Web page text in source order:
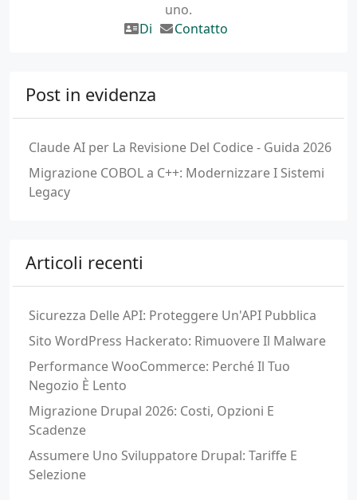
uno.
Di
Contatto
Post in evidenza
Claude AI per La Revisione Del Codice - Guida 2026
Migrazione COBOL a C++: Modernizzare I Sistemi
Legacy
Articoli recenti
Sicurezza Delle API: Proteggere Un'API Pubblica
Sito WordPress Hackerato: Rimuovere Il Malware
Performance WooCommerce: Perché Il Tuo
Negozio È Lento
Migrazione Drupal 2026: Costi, Opzioni E
Scadenze
Assumere Uno Sviluppatore Drupal: Tariffe E
Selezione